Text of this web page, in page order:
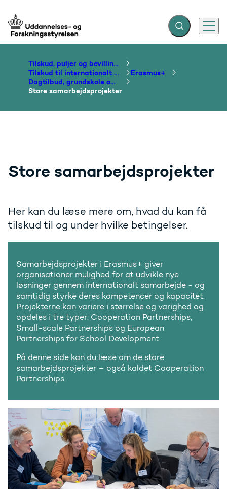
Gå til forsiden Fold søgefelt ud
Menu
Tilskud, puljer og bevillinger
Tilskud til internationalt samarbejde om uddannelse
Erasmus+
Dagtilbud, grundskole og ungdomsuddannelse
Store samarbejdsprojekter
Store samarbejdsprojekter
Her kan du læse mere om, hvad du kan få
tilskud til og under hvilke betingelser.
Samarbejdsprojekter i Erasmus+ giver
organisationer mulighed for at udvikle nye
løsninger gennem internationalt samarbejde - og
samtidig styrke deres kompetencer og kapacitet.
Projekterne kan variere i størrelse og varighed og
opdeles i tre typer: Cooperation Partnerships,
Small-scale Partnerships og European
Partnerships for School Development.
På denne side kan du læse om de store
samarbejdsprojekter – også kaldet Cooperation
Partnerships.